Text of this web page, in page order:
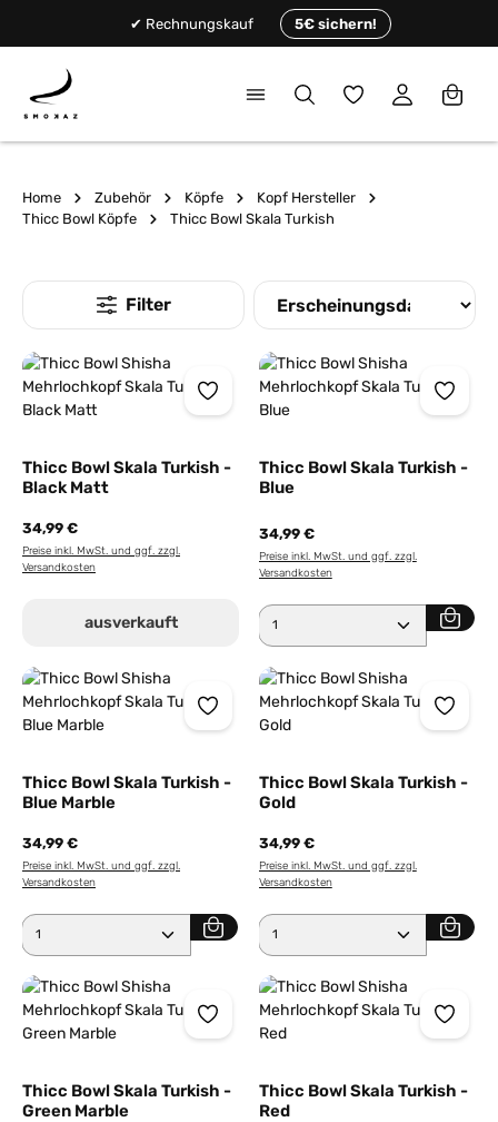
✔ Rechnungskauf 5€ sichern!
Du hast 0
Home Zubehör Köpfe
Kopf Hersteller
Thicc Bowl Köpfe
Thicc Bowl Skala Turkish
Thicc Bowl Skala Turkish -
Black Matt
34,99 €
Preise inkl. MwSt. und ggf. zzgl.
Versandkosten
ausverkauft
Thicc Bowl Skala Turkish -
Blue
34,99 €
Preise inkl. MwSt. und ggf. zzgl.
Versandkosten
Produkt Anzahl: Gib den
Thicc Bowl Skala Turkish -
Blue Marble
34,99 €
Preise inkl. MwSt. und ggf. zzgl.
Versandkosten
Produkt Anzahl: Gib den gewünschten Wert ein
Thicc Bowl Skala Turkish -
Gold
34,99 €
Preise inkl. MwSt. und ggf. zzgl.
Versandkosten
Produkt Anzahl: Gib den
Thicc Bowl Skala Turkish -
Green Marble
Thicc Bowl Skala Turkish -
Red